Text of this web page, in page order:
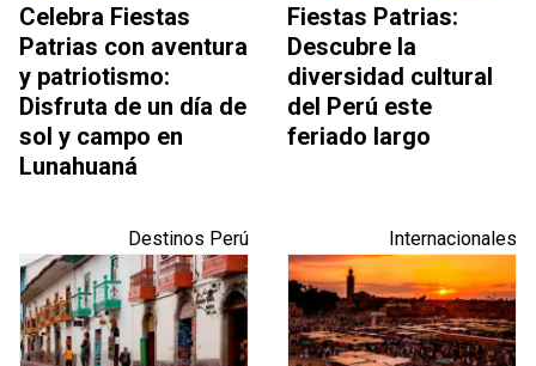
Celebra Fiestas
Patrias con aventura
y patriotismo:
Disfruta de un día de
sol y campo en
Lunahuaná
Fiestas Patrias:
Descubre la
diversidad cultural
del Perú este
feriado largo
Destinos Perú Internacionales